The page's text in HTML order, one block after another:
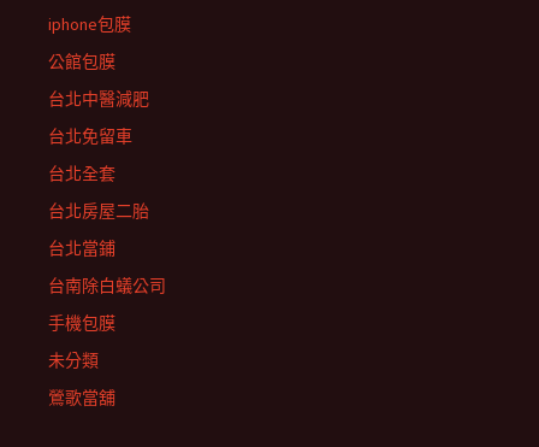
iphone包膜
公館包膜
台北中醫減肥
台北免留車
台北全套
台北房屋二胎
台北當鋪
台南除白蟻公司
手機包膜
未分類
鶯歌當舖